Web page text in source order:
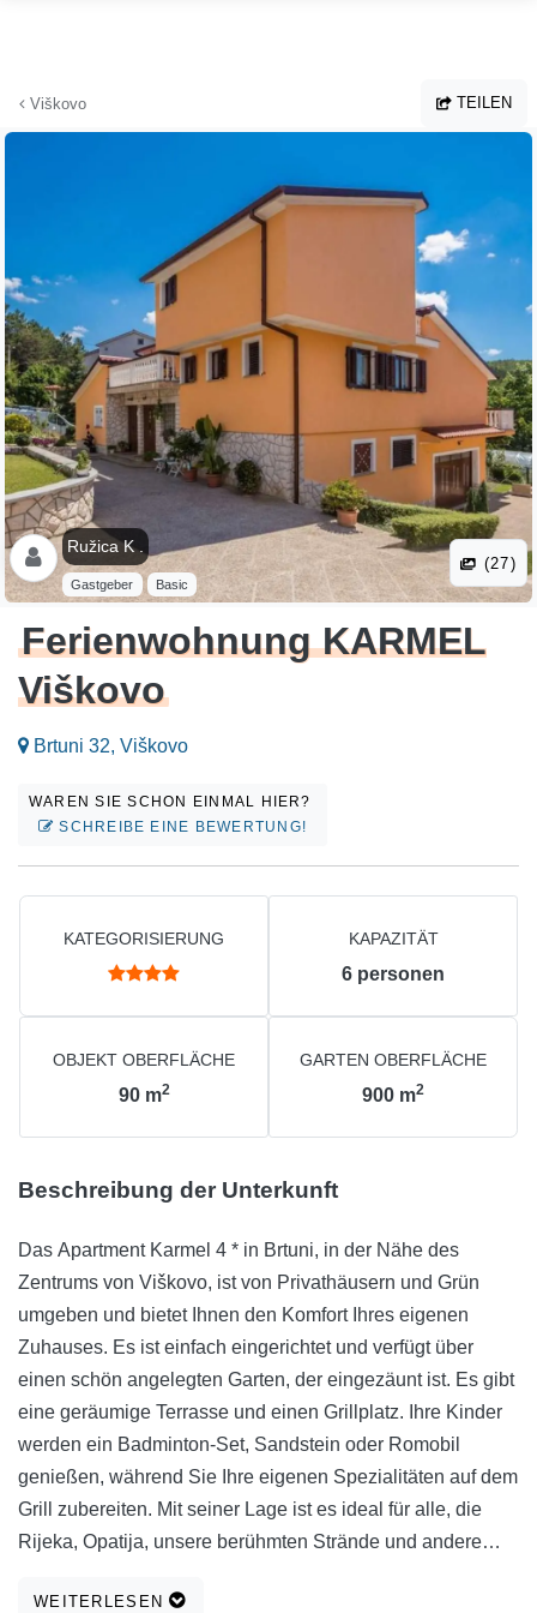
Viškovo TEILEN
Ružica K .
Gastgeber Basic
(27)
Ferienwohnung KARMEL
Viškovo
Brtuni 32, Viškovo
WAREN SIE SCHON EINMAL HIER?
SCHREIBE EINE BEWERTUNG!
KATEGORISIERUNG KAPAZITÄT
6 personen
OBJEKT OBERFLÄCHE
90 m2
GARTEN OBERFLÄCHE
900 m2
Beschreibung der Unterkunft
Das Apartment Karmel 4 * in Brtuni, in der Nähe des
Zentrums von Viškovo, ist von Privathäusern und Grün
umgeben und bietet Ihnen den Komfort Ihres eigenen
Zuhauses. Es ist einfach eingerichtet und verfügt über
einen schön angelegten Garten, der eingezäunt ist. Es gibt
eine geräumige Terrasse und einen Grillplatz. Ihre Kinder
werden ein Badminton-Set, Sandstein oder Romobil
genießen, während Sie Ihre eigenen Spezialitäten auf dem
Grill zubereiten. Mit seiner Lage ist es ideal für alle, die
Rijeka, Opatija, unsere berühmten Strände und andere
Fahrt entfernt sind, und nur 15 Minuten vom neuen "Rijeka"
WEITERLESEN